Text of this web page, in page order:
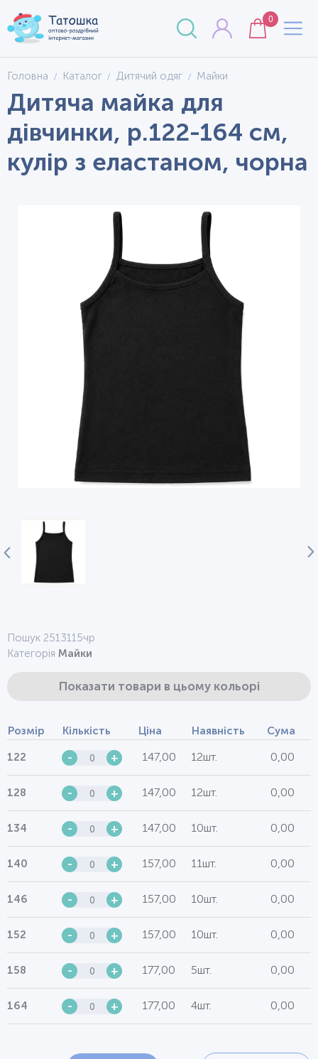
0
Головна Каталог Дитячий одяг Майки
Дитяча майка для
дівчинки, р.122-164 см,
кулір з еластаном, чорна
Пошук 2513115чр
Категорія Майки
Показати товари в цьому кольорі
Розмір Кількість Ціна Наявність Сума
122 - + 147,00 12шт. 0,00
128 - + 147,00 12шт. 0,00
134 - + 147,00 10шт. 0,00
140 - + 157,00 11шт. 0,00
146 - + 157,00 10шт. 0,00
152 - + 157,00 10шт. 0,00
158 - + 177,00 5шт. 0,00
164 - + 177,00 4шт. 0,00